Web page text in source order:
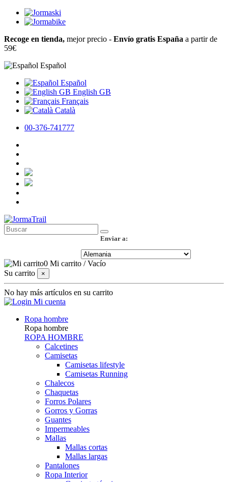
Recoge en tienda, mejor precio - Envío gratis España a partir de
59€
Español
Español
English GB
Français
Català
00-376-741777
Enviar a:
0 Mi carrito /Vacío
Su carrito
×
No hay más artículos en su carrito
Mi cuenta
Ropa hombre
Ropa hombre
ROPA HOMBRE
Calcetines
Camisetas
Camisetas lifestyle
Camisetas Running
Chalecos
Chaquetas
Forros Polares
Gorros y Gorras
Guantes
Impermeables
Mallas
Mallas cortas
Mallas largas
Pantalones
Ropa Interior